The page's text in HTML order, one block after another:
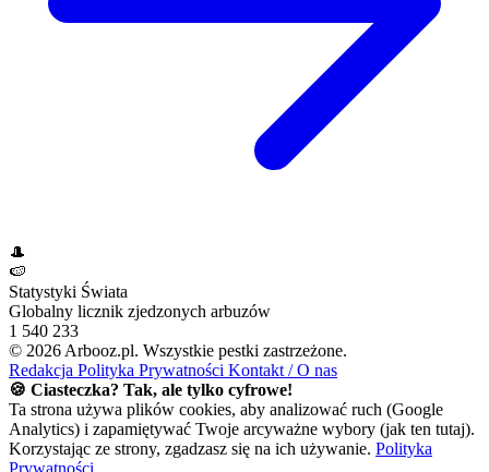
🎩
🍉
Statystyki Świata
Globalny licznik zjedzonych arbuzów
1 540 233
© 2026 Arbooz.pl. Wszystkie pestki zastrzeżone.
Redakcja Polityka Prywatności Kontakt / O nas
🍪 Ciasteczka? Tak, ale tylko cyfrowe!
Ta strona używa plików cookies, aby analizować ruch (Google
Analytics) i zapamiętywać Twoje arcyważne wybory (jak ten tutaj).
Korzystając ze strony, zgadzasz się na ich używanie. Polityka
Prywatności